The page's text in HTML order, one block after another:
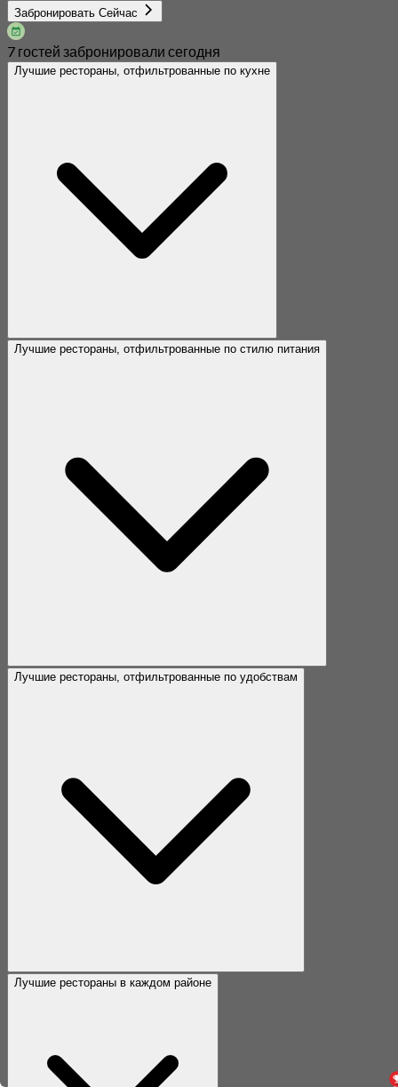
Забронировать Сейчас
7 гостей забронировали сегодня
Лучшие рестораны, отфильтрованные по кухне
Лучшие рестораны, отфильтрованные по стилю питания
Лучшие рестораны, отфильтрованные по удобствам
Лучшие рестораны в каждом районе